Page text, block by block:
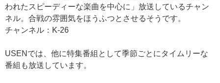
われたスピーディーな楽曲を中心に」放送しているチャン
ネル。合戦の雰囲気をほうふつとさせるそうです。
チャンネル：K-26
USENでは、他に特集番組として季節ごとにタイムリーな
番組も放送しています。